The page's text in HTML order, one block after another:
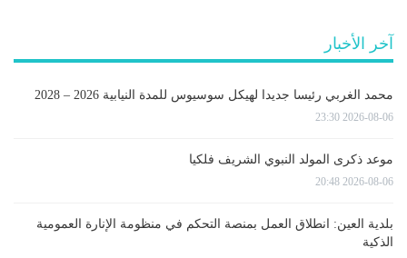
آخر الأخبار
محمد الغربي رئيسا جديدا لهيكل سوسيوس للمدة النيابية 2026 – 2028
2026-08-06 23:30
موعد ذكرى المولد النبوي الشريف فلكيا
2026-08-06 20:48
بلدية العين: انطلاق العمل بمنصة التحكم في منظومة الإنارة العمومية
الذكية